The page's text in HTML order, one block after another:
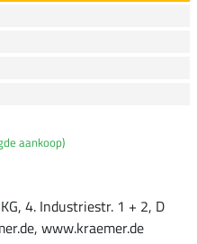
aankoop)
4. Industriestr. 1 + 2, D
www.kraemer.de